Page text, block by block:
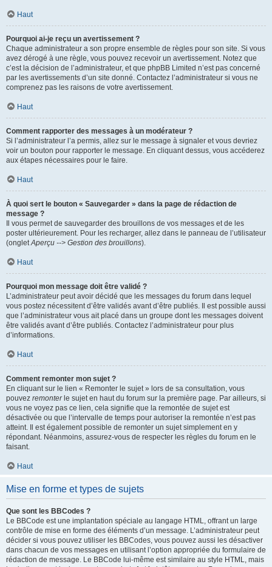
Haut
Pourquoi ai-je reçu un avertissement ?
Chaque administrateur a son propre ensemble de règles pour son site. Si vous
avez dérogé à une règle, vous pouvez recevoir un avertissement. Notez que
c’est la décision de l’administrateur, et que phpBB Limited n’est pas concerné
par les avertissements d’un site donné. Contactez l’administrateur si vous ne
comprenez pas les raisons de votre avertissement.
Haut
Comment rapporter des messages à un modérateur ?
Si l’administrateur l’a permis, allez sur le message à signaler et vous devriez
voir un bouton pour rapporter le message. En cliquant dessus, vous accéderez
aux étapes nécessaires pour le faire.
Haut
À quoi sert le bouton « Sauvegarder » dans la page de rédaction de
message ?
Il vous permet de sauvegarder des brouillons de vos messages et de les
poster ultérieurement. Pour les recharger, allez dans le panneau de l’utilisateur
(ongletAperçu --> Gestion des brouillons).
Haut
Pourquoi mon message doit être validé ?
L’administrateur peut avoir décidé que les messages du forum dans lequel
vous postez nécessitent d’être validés avant d’être publiés. Il est possible aussi
que l’administrateur vous ait placé dans un groupe dont les messages doivent
être validés avant d’être publiés. Contactez l’administrateur pour plus
d’informations.
Haut
Comment remonter mon sujet ?
En cliquant sur le lien « Remonter le sujet » lors de sa consultation, vous
pouvez remonterle sujet en haut du forum sur la première page. Par ailleurs, si
vous ne voyez pas ce lien, cela signifie que la remontée de sujet est
désactivée ou que l’intervalle de temps pour autoriser la remontée n’est pas
atteint. Il est également possible de remonter un sujet simplement en y
répondant. Néanmoins, assurez-vous de respecter les règles du forum en le
faisant.
Haut
Mise en forme et types de sujets
Que sont les BBCodes ?
Le BBCode est une implantation spéciale au langage HTML, offrant un large
contrôle de mise en forme des éléments d’un message. L’administrateur peut
décider si vous pouvez utiliser les BBCodes, vous pouvez aussi les désactiver
dans chacun de vos messages en utilisant l’option appropriée du formulaire de
rédaction de message. Le BBCode lui-même est similaire au style HTML, mais